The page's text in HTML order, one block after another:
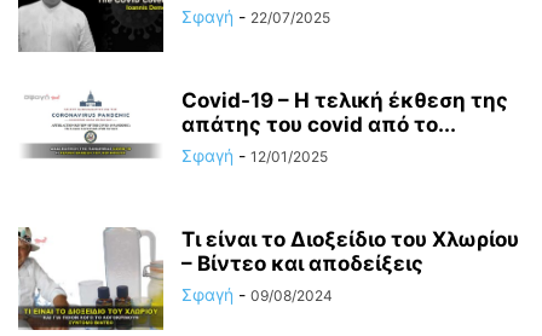
Σφαγή - 22/07/2025
Covid-19 – Η τελική έκθεση της
απάτης του covid από το...
Σφαγή - 12/01/2025
Τι είναι το Διοξείδιο του Χλωρίου
– Βίντεο και αποδείξεις
Σφαγή - 09/08/2024